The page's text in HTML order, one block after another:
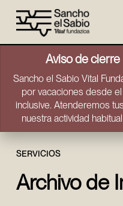
Ir directamente al
Aviso de
Sancho el Sabio Vital
por vacaciones desde
inclusive. Atenderemos
nuestra actividad
SERVICIOS
Archivo de